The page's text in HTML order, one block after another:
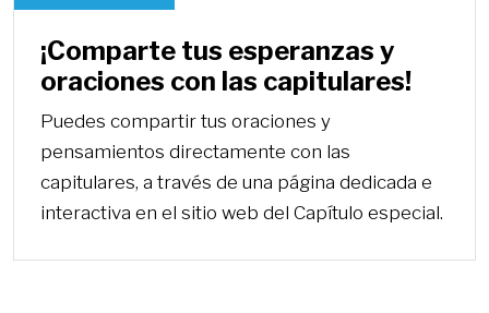
¡Comparte tus esperanzas y
oraciones con las capitulares!
Puedes compartir tus oraciones y
pensamientos directamente con las
capitulares, a través de una página dedicada e
interactiva en el sitio web del Capítulo especial.